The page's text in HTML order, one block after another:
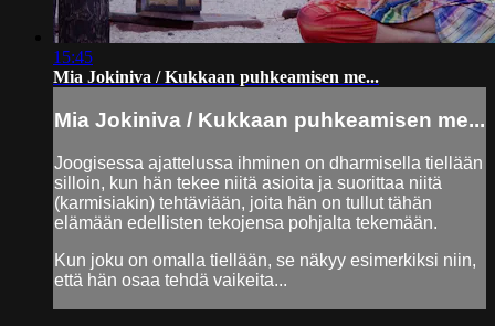
15:45
Mia Jokiniva / Kukkaan puhkeamisen me...
Mia Jokiniva / Kukkaan puhkeamisen me...
Joogisessa ajattelussa ihminen on dharmisella tiellään
silloin, kun hän tekee niitä asioita ja suorittaa niitä
(karmisiakin) tehtäviään, joita hän on tullut tähän
elämään edellisten tekojensa pohjalta tekemään.
Kun joku on omalla tiellään, se näkyy esimerkiksi niin,
että hän osaa tehdä vaikeita...